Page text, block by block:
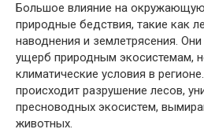
Большое влияние на
природные бедствия, такие как
наводнения и землетрясения.
ущерб природным экосистемам,
климатические условия в
происходит разрушение лесов,
пресноводных экосистем,
животных.